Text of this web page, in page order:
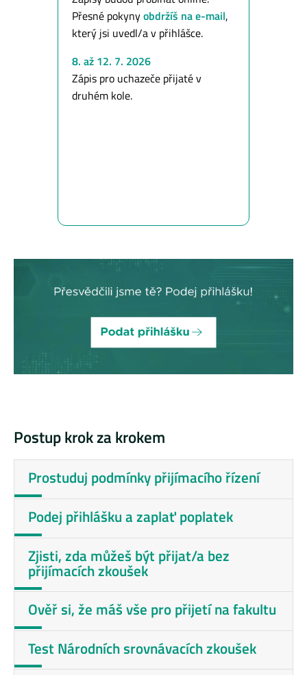
Přesné pokynyobdržíš na e-mail,
který jsi uvedl/a v přihlášce.
8. až 12. 7. 2026
Zápis pro uchazeče přijaté v
druhém kole.
Postup krok za krokem
Prostuduj podmínky přijímacího řízení
Podej přihlášku a zaplať poplatek
Zjisti, zda můžeš být přijat/a bez
přijímacích zkoušek
Ověř si, že máš vše pro přijetí na fakultu
Test Národních srovnávacích zkoušek